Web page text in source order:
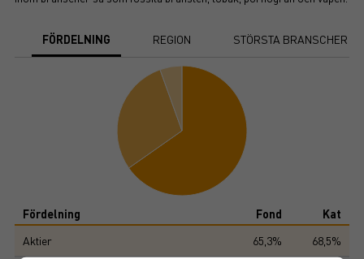
FÖRDELNING REGION STÖRSTA BRANSCHER
View as data table, Chart
End of interactive chart.
Fördelning Fond
Kat
Aktier
65,3% 68,5%